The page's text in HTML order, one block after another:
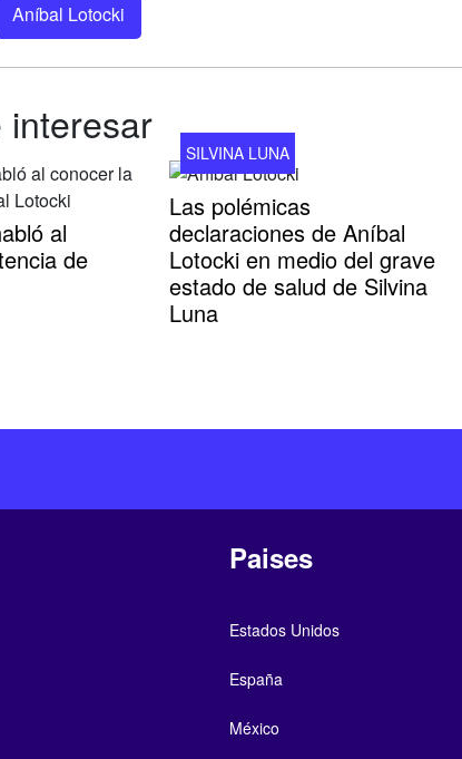
Aníbal Lotocki
interesar
al
de
SILVINA LUNA
Las polémicas
declaraciones de Aníbal
Lotocki en medio del grave
estado de salud de Silvina
Luna
Paises
Estados Unidos
España
México